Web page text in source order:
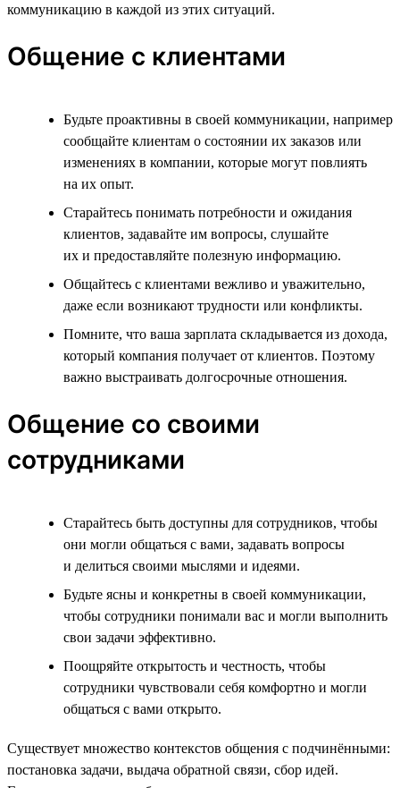
коммуникацию в каждой из этих ситуаций.
Общение с клиентами
Будьте проактивны в своей коммуникации, например
сообщайте клиентам о состоянии их заказов или
изменениях в компании, которые могут повлиять
на их опыт.
Старайтесь понимать потребности и ожидания
клиентов, задавайте им вопросы, слушайте
их и предоставляйте полезную информацию.
Общайтесь с клиентами вежливо и уважительно,
даже если возникают трудности или конфликты.
Помните, что ваша зарплата складывается из дохода,
который компания получает от клиентов. Поэтому
важно выстраивать долгосрочные отношения.
Общение со своими
сотрудниками
Старайтесь быть доступны для сотрудников, чтобы
они могли общаться с вами, задавать вопросы
и делиться своими мыслями и идеями.
Будьте ясны и конкретны в своей коммуникации,
чтобы сотрудники понимали вас и могли выполнить
свои задачи эффективно.
Поощряйте открытость и честность, чтобы
сотрудники чувствовали себя комфортно и могли
общаться с вами открыто.
Существует множество контекстов общения с подчинёнными:
постановка задачи, выдача обратной связи, сбор идей.